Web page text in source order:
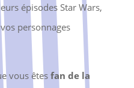
épisodes Star Wars,
personnages
vous êtes fan de la